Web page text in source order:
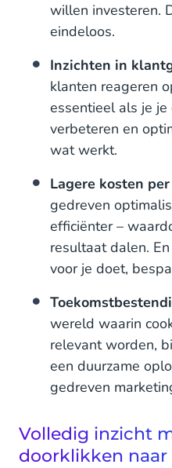
willen investeren.
eindeloos.
Inzichten in
klanten reageren
essentieel als je
verbeteren en
wat werkt.
Lagere kosten
gedreven
efficiënter –
resultaat dalen.
voor je doet,
wereld waarin
relevant worden,
een duurzame
gedreven
Volledig inzicht
doorklikken